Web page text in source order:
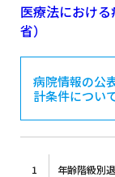
医療法におけ
省）
病院情報の公
計条件につい
1 年齢階級別